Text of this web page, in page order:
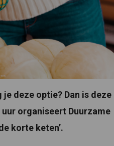
deze optie? Dan is deze
organiseert Duurzame
korte keten’.